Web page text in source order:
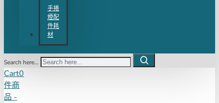
手捲
煙配
件耗
材
Search here...
Cart0
件商
品 -